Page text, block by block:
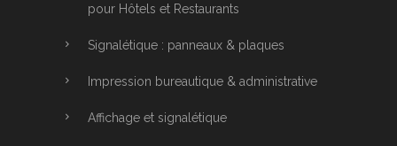
pour Hôtels et Restaurants
Signalétique : panneaux & plaques
Impression bureautique & administrative
Affichage et signalétique